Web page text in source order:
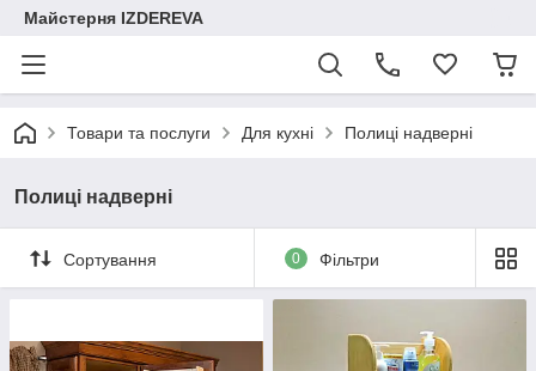
Майстерня IZDEREVA
Товари та послуги Для кухні Полиці надверні
Полиці надверні
Сортування 0 Фільтри